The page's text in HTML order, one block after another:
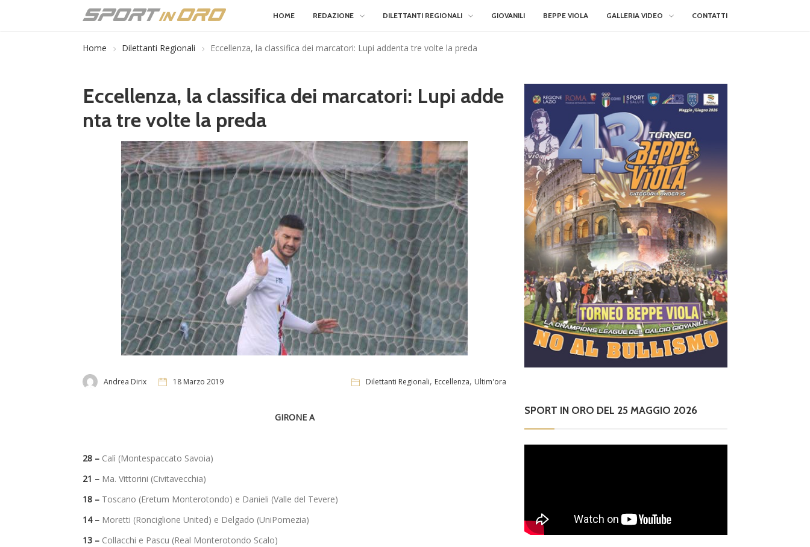
HOME REDAZIONE DILETTANTI REGIONALI GIOVANILI BEPPE VIOLA GALLERIA VIDEO CONTATTI
Home Dilettanti Regionali Eccellenza, la classifica dei marcatori: Lupi addenta tre volte la preda
Eccellenza, la classifica dei marcatori: Lupi adde
nta tre volte la preda
Andrea Dirix 18 Marzo 2019 Dilettanti Regionali, Eccellenza, Ultim'ora
GIRONE A
28 – Calì (Montespaccato Savoia)
21 – Ma. Vittorini (Civitavecchia)
18 – Toscano (Eretum Monterotondo) e Danieli (Valle del Tevere)
14 – Moretti (Ronciglione United) e Delgado (UniPomezia)
13 – Collacchi e Pascu (Real Monterotondo Scalo)
SPORT IN ORO DEL 25 MAGGIO 2026